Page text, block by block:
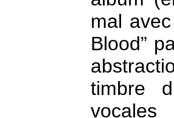
mal
Blood”
timbre
vocales